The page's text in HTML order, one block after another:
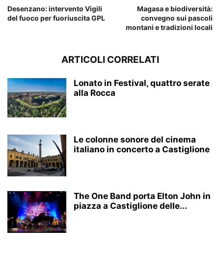
Desenzano: intervento Vigili
del fuoco per fuoriuscita GPL
Magasa e biodiversità:
convegno sui pascoli
montani e tradizioni locali
ARTICOLI CORRELATI
Lonato in Festival, quattro serate
alla Rocca
Le colonne sonore del cinema
italiano in concerto a Castiglione
The One Band porta Elton John in
piazza a Castiglione delle...